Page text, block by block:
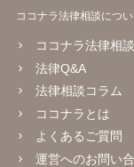
ココナラ法律相談につ
ココナラ法律相
法律Q&A
法律相談コラム
ココナラとは
よくあるご質問
運営へのお問い